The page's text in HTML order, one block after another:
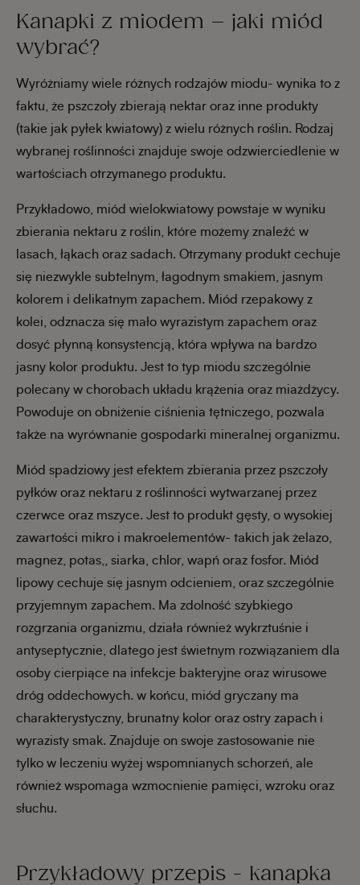
Kanapki z miodem – jaki miód
wybrać?
Wyróżniamy wiele różnych rodzajów miodu- wynika to z
faktu, że pszczoły zbierają nektar oraz inne produkty
(takie jak pyłek kwiatowy) z wielu różnych roślin. Rodzaj
wybranej roślinności znajduje swoje odzwierciedlenie w
wartościach otrzymanego produktu.
Przykładowo, miód wielokwiatowy powstaje w wyniku
zbierania nektaru z roślin, które możemy znaleźć w
lasach, łąkach oraz sadach. Otrzymany produkt cechuje
się niezwykle subtelnym, łagodnym smakiem, jasnym
kolorem i delikatnym zapachem. Miód rzepakowy z
kolei, odznacza się mało wyrazistym zapachem oraz
dosyć płynną konsystencją, która wpływa na bardzo
jasny kolor produktu. Jest to typ miodu szczególnie
polecany w chorobach układu krążenia oraz miażdżycy.
Powoduje on obniżenie ciśnienia tętniczego, pozwala
także na wyrównanie gospodarki mineralnej organizmu.
Miód spadziowy jest efektem zbierania przez pszczoły
pyłków oraz nektaru z roślinności wytwarzanej przez
czerwce oraz mszyce. Jest to produkt gęsty, o wysokiej
zawartości mikro i makroelementów- takich jak żelazo,
magnez, potas,, siarka, chlor, wapń oraz fosfor. Miód
lipowy cechuje się jasnym odcieniem, oraz szczególnie
przyjemnym zapachem. Ma zdolność szybkiego
rozgrzania organizmu, działa również wykrztuśnie i
antyseptycznie, dlatego jest świetnym rozwiązaniem dla
osoby cierpiące na infekcje bakteryjne oraz wirusowe
dróg oddechowych. w końcu, miód gryczany ma
charakterystyczny, brunatny kolor oraz ostry zapach i
wyrazisty smak. Znajduje on swoje zastosowanie nie
tylko w leczeniu wyżej wspomnianych schorzeń, ale
również wspomaga wzmocnienie pamięci, wzroku oraz
słuchu.
Przykładowy przepis - kanapka